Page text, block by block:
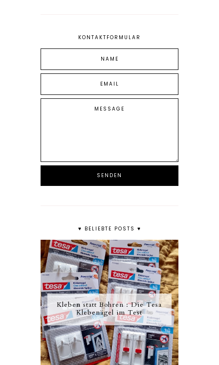
KONTAKTFORMULAR
♥ BELIEBTE POSTS ♥
Kleben statt Bohren : Die Tesa
Klebenägel im Test